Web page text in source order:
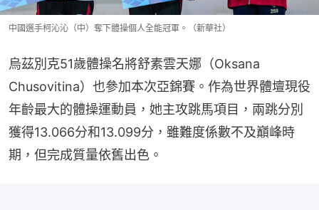
中國選手柯沁沁（中）奪下體操個人全能冠軍。（新華社）
烏茲別克51歲體操名將舒素雲天娜（Oksana
Chusovitina）也參加本次亞錦賽。作為世界體壇現役
年齡最大的體操運動員，她主攻跳馬項目，兩跳分別
獲得13.066分和13.099分，雖難度係數不及巔峰時
期，但完成質量依舊出色。